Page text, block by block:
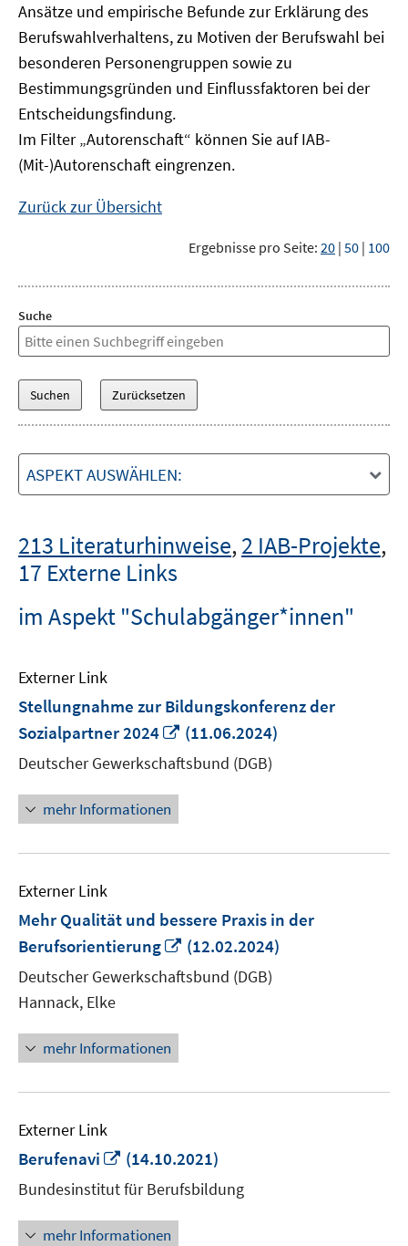
Ansätze und empirische Befunde zur Erklärung des
Berufswahlverhaltens, zu Motiven der Berufswahl bei
besonderen Personengruppen sowie zu
Bestimmungsgründen und Einflussfaktoren bei der
Entscheidungsfindung.
Im Filter „Autorenschaft“ können Sie auf IAB-
(Mit-)Autorenschaft eingrenzen.
Zurück zur Übersicht
Ergebnisse pro Seite: 20 | 50 | 100
Suche
ASPEKT AUSWÄHLEN:
213 Literaturhinweise,2 IAB-Projekte,
17 Externe Links
im Aspekt "Schulabgänger*innen"
Externer Link
Stellungnahme zur Bildungskonferenz der
Sozialpartner 2024
In
neuem
Fenster
(11.06.2024)
Deutscher Gewerkschaftsbund (DGB)
mehr Informationen
Externer Link
Mehr Qualität und bessere Praxis in der
Berufsorientierung
In
neuem
Fenster
(12.02.2024)
Deutscher Gewerkschaftsbund (DGB)
Hannack, Elke
mehr Informationen
Externer Link
Berufenavi
In
neuem
Fenster
öffnen
(14.10.2021)
Bundesinstitut für Berufsbildung
mehr Informationen